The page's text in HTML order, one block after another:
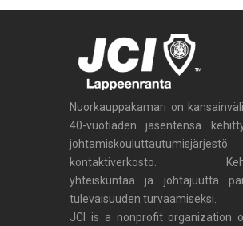
Nuorkauppakamari on
40-vuotiaden jäsentensä
kontaktiverkosto.
yhteiskuntaa ja johtajuutta
tulevaisuuden turvaamiseksi.
JCI is a nonprofit organization